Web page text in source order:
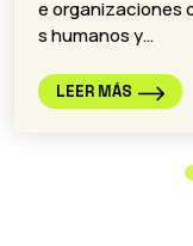
GENAS DE LA
1…
LEER MÁS